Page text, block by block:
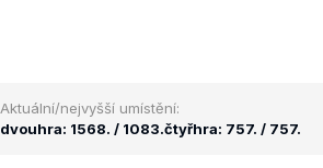
Aktuální/nejvyšší umístění:
dvouhra: 1568. / 1083.čtyřhra: 757. / 757.